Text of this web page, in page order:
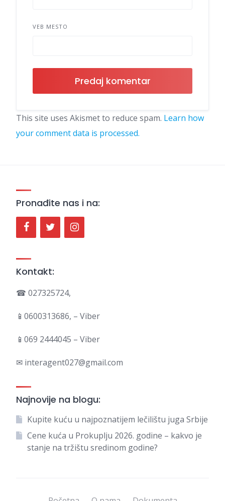
VEB MESTO
This site uses Akismet to reduce spam. Learn how
your comment data is processed.
Pronađite nas i na:
Kontakt:
☎ 027325724,
📱0600313686, – Viber
📱069 2444045 – Viber
✉ interagent027@gmail.com
Najnovije na blogu:
Kupite kuću u najpoznatijem lečilištu juga Srbije
Cene kuća u Prokuplju 2026. godine – kakvo je
stanje na tržištu sredinom godine?